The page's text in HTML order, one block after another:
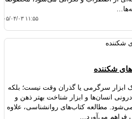
۱۴۰۵/۰۴/۰۳
یک ابزار سرگرمی یا گذران وقت نیست؛ بلکه
انسان‌ها و ابزار شناخت بهتر ذهن و
مطالعه کتاب‌های روانشناسی، علاوه
فراهم می‌آورد…